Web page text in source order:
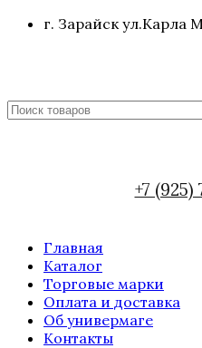
г. Зарайск ул.Карла
+7 (925)
Главная
Каталог
Торговые марки
Оплата и доставка
Об универмаге
Контакты